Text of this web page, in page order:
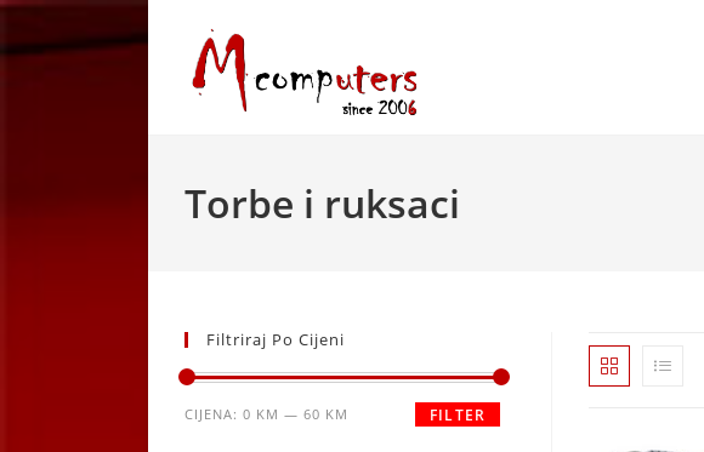
Skip
to
Torbe i ruksaci
Filtriraj Po Cijeni
Minimalna
Maksimalna
FILTER
CIJENA: 0 KM — 60 KM